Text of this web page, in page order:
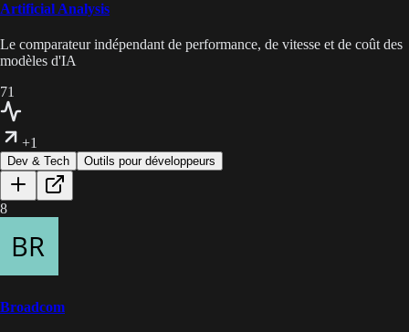
Artificial Analysis
Le comparateur indépendant de performance, de vitesse et de coût des
modèles d'IA
71
+1
Dev & Tech Outils pour développeurs
8
Broadcom